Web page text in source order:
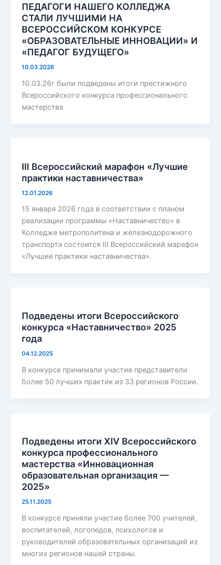
ПЕДАГОГИ НАШЕГО КОЛЛЕДЖА
СТАЛИ ЛУЧШИМИ НА
ВСЕРОССИЙСКОМ КОНКУРСЕ
«ОБРАЗОВАТЕЛЬНЫЕ ИННОВАЦИИ» И
«ПЕДАГОГ БУДУЩЕГО»
10.03.2026
10.03.26г были подведены итоги престижного
Всероссийского конкурса профессионального
мастерства
III Всероссийский марафон «Лучшие
практики наставничества»
12.01.2026
15 января 2026 года в соответствии с планом
реализации программы «Наставничество» в
Колледже метрополитена и железнодорожного
транспорта состоится III Всероссийский марафон
«Лучшие практики наставничества».
Подведены итоги Всероссийского
конкурса «Наставничество» 2025
года
04.12.2025
В конкурсе принимали участие представители
более 50 лучших практик из 33 регионов России.
Подведены итоги ХIV Всероссийского
конкурса профессионального
мастерства «Инновационная
образовательная организация —
2025»
25.11.2025
В конкурсе приняли участие более 700 учителей,
воспитателей, логопедов, психологов и
руководителей образовательных организаций из
многих регионов нашей страны.